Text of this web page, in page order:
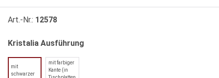
Art.-Nr.: 12578
Kristalia Ausführung
mit
schwarzer
mit farbiger
Kante (in